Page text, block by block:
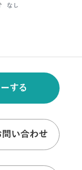
なし
する
い合わせ